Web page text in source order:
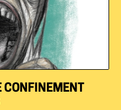
CONFINEMENT